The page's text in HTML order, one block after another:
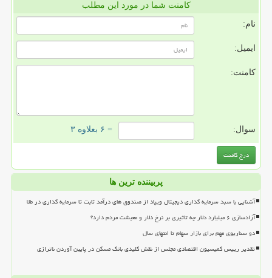
کامنت شما در مورد این مطلب
نام:
ایمیل:
کامنت:
سوال: = ۶ بعلاوه ۳
پربیننده ترین ها
آشنایی با سبد سرمایه گذاری دیجیتال ویپاد از صندوق های درآمد ثابت تا سرمایه گذاری در طلا
آزادسازی ۶ میلیارد دلار چه تاثیری بر نرخ دلار و معیشت مردم دارد؟
دو سناریوی مهم برای بازار سهام تا انتهای سال
تقدیر رییس کمیسیون اقتصادی مجلس از نقش کلیدی بانک مسکن در پایین آوردن ناترازی